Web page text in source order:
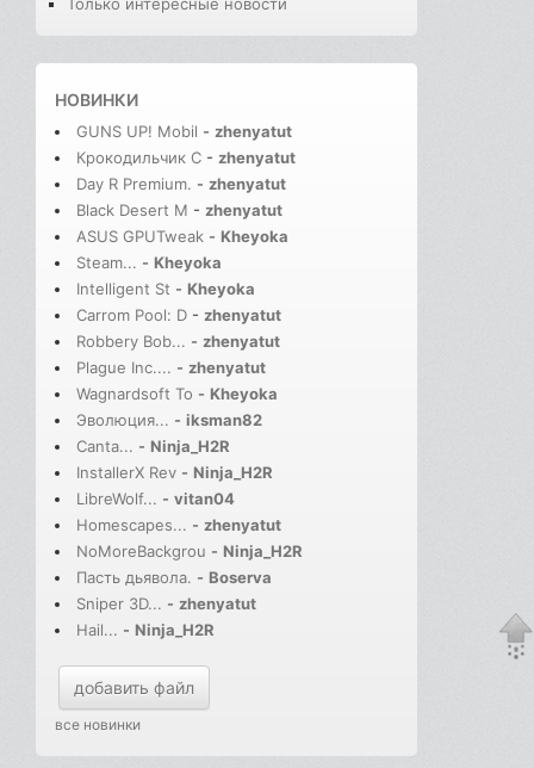
Только интересные новости
НОВИНКИ
GUNS UP! Mobil - zhenyatut
Крокодильчик С - zhenyatut
Day R Premium. - zhenyatut
Black Desert M - zhenyatut
ASUS GPUTweak - Kheyoka
Steam... - Kheyoka
Intelligent St - Kheyoka
Carrom Pool: D - zhenyatut
Robbery Bob... - zhenyatut
Plague Inc.... - zhenyatut
Wagnardsoft To - Kheyoka
Эволюция... - iksman82
Canta... - Ninja_H2R
InstallerX Rev - Ninja_H2R
LibreWolf... - vitan04
Homescapes... - zhenyatut
NoMoreBackgrou - Ninja_H2R
Пасть дьявола. - Boserva
Sniper 3D... - zhenyatut
Hail... - Ninja_H2R
добавить файл
все новинки